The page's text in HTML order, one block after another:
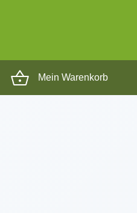
Mein Warenkorb